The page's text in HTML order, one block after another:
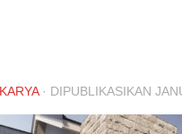
· DIPUBLIKASIKAN